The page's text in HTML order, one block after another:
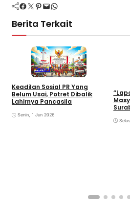
Facebook Twitter Pinterest Mail WhatsApp
Berita Terkait
Terkini
Keadilan Sosial PR Yang
Belum Usai, Potret Dibalik
Lahirnya Pancasila
Senin, 1 Jun 2026